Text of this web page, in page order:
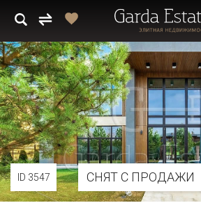
ID 3547 СНЯТ С ПРОДАЖИ